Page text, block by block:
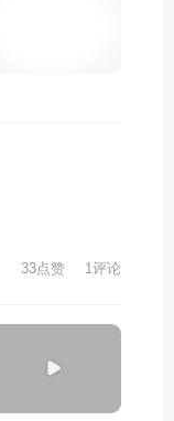
33点赞 1评论